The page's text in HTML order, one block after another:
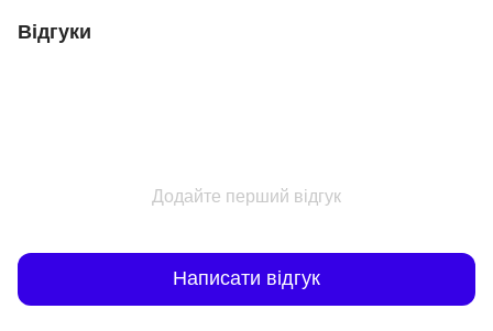
Відгуки
Додайте перший відгук
Написати відгук